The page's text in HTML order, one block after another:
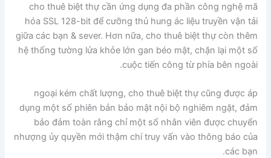
cho thuê biệt thự cần ứng dụng đa phần công nghệ mã
hóa SSL 128-bit để cưỡng thủ hung ác liệu truyền vận tải
giữa các bạn & sever. Hơn nữa, cho thuê biệt thự còn thêm
hệ thống tường lửa khỏe lớn gan béo mật, chặn lại một số
cuộc tiến công từ phía bên ngoài.
ngoại kém chất lượng, cho thuê biệt thự cũng được áp
dụng một số phiên bản bảo mật nội bộ nghiêm ngặt, đảm
bảo đảm toàn rằng chỉ một số nhân viên được chuyển
nhượng ủy quyền mới thậm chí truy vấn vào thông báo của
các bạn.